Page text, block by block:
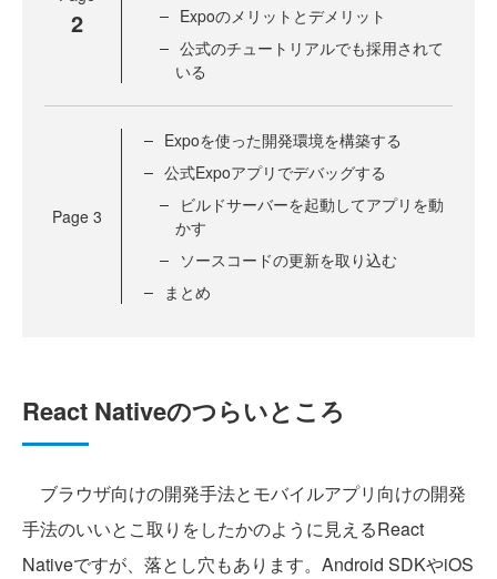
2
Expoのメリットとデメリット
公式のチュートリアルでも採用されて
いる
Page 3
Expoを使った開発環境を構築する
公式Expoアプリでデバッグする
ビルドサーバーを起動してアプリを動
かす
ソースコードの更新を取り込む
まとめ
React Nativeのつらいところ
ブラウザ向けの開発手法とモバイルアプリ向けの開発
手法のいいとこ取りをしたかのように見えるReact
Nativeですが、落とし穴もあります。Android SDKやiOS